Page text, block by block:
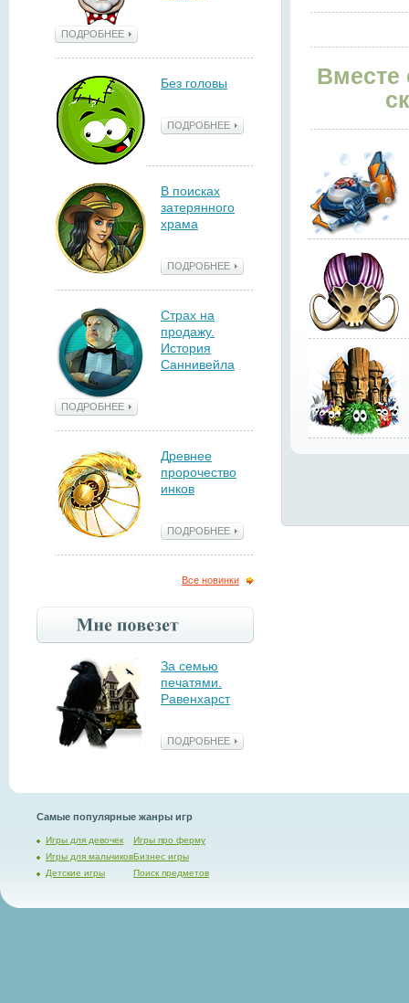
ПОДРОБНЕЕ
Без головы
ПОДРОБНЕЕ
В поисках
затерянного
храма
ПОДРОБНЕЕ
Страх на
продажу.
История
Саннивейла
ПОДРОБНЕЕ
Древнее
пророчество
инков
ПОДРОБНЕЕ
Все новинки
За семью
печатями.
Равенхарст
ПОДРОБНЕЕ
Вместе
Самые популярные жанры игр
Игры для девочек
Игры для мальчиков
Детские игры
Игры про ферму
Бизнес игры
Поиск предметов